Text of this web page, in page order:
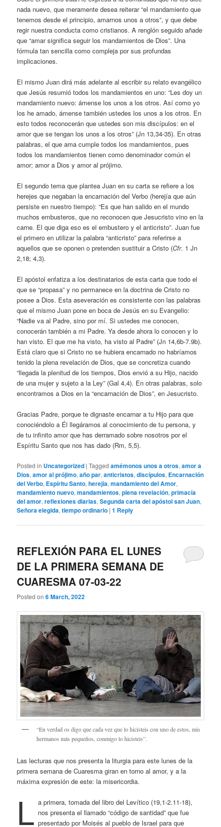
nada nuevo, que meramente desea reiterar “el mandamiento que
tenemos desde el principio, amarnos unos a otros”, y que debe
regir nuestra conducta como cristianos. A renglón seguido añade
que “amar significa seguir los mandamientos de Dios”. Una
fórmula tan sencilla como compleja por sus profundas
implicaciones.
El mismo Juan dirá más adelante al escribir su relato evangélico
que Jesús resumió todos los mandamientos en uno: “Les doy un
mandamiento nuevo: ámense los unos a los otros. Así como yo
los he amado, ámense también ustedes los unos a los otros. En
esto todos reconocerán que ustedes son mis discípulos: en el
amor que se tengan los unos a los otros” (Jn 13,34-35). En otras
palabras, el que ama cumple todos los mandamientos, pues
todos los mandamientos tienen como denominador común el
amor; amor a Dios y amor al prójimo.
El segundo tema que plantea Juan en su carta se refiere a los
herejes que negaban la encarnación del Verbo (herejía que aún
persiste en nuestro tiempo): “Es que han salido en el mundo
muchos embusteros, que no reconocen que Jesucristo vino en la
carne. El que diga eso es el embustero y el anticristo”. Juan fue
el primero en utilizar la palabra “anticristo” para referirse a
aquellos que se oponen o pretenden sustituir a Cristo (Cfr. 1 Jn
2,18; 4,3).
El apóstol enfatiza a los destinatarios de esta carta que todo el
que se “propasa” y no permanece en la doctrina de Cristo no
posee a Dios. Esta aseveración es consistente con las palabras
que el mismo Juan pone en boca de Jesús en su Evangelio:
“Nadie va al Padre, sino por mí. Si ustedes me conocen,
conocerán también a mi Padre. Ya desde ahora lo conocen y lo
han visto. El que me ha visto, ha visto al Padre” (Jn 14,6b-7.9b).
Está claro que si Cristo no se hubiera encarnado no habríamos
tenido la plena revelación de Dios, que se concretiza cuando
“llegada la plenitud de los tiempos, Dios envió a su Hijo, nacido
de una mujer y sujeto a la Ley” (Gal 4,4). En otras palabras, solo
encontramos a Dios en la “encarnación de Dios”, en Jesucristo.
Gracias Padre, porque te dignaste encarnar a tu Hijo para que
conociéndolo a Él llegáramos al conocimiento de tu persona, y
de tu infinito amor que has derramado sobre nosotros por el
Espíritu Santo que nos has dado (Rm, 5,5).
Posted in Uncategorized |Tagged amémonos unos a otros,amor a
Dios,amor al prójimo,año par,anticristos,discípulos, Encarnación
del Verbo, Espíritu Santo,herejía,mandamiento del Amor,
mandamiento nuevo,mandamientos,plena revelación,primacía
del amor,reflexiones diarias,Segunda carta del apóstol san Juan,
Señora elegida,tiempo ordinario |1 Reply
REFLEXIÓN PARA EL LUNES
DE LA PRIMERA SEMANA DE
CUARESMA 07-03-22
Posted on6 March, 2022
“En verdad os digo que cada vez que lo hicisteis con uno de estos, mis
hermanos más pequeños, conmigo lo hicisteis”.
Las lecturas que nos presenta la liturgia para este lunes de la
primera semana de Cuaresma giran en torno al amor, y a la
máxima expresión de este: la misericordia.
L a primera, tomada del libro del Levítico (19,1-2.11-18),
nos presenta el llamado “código de santidad” que fue
presentado por Moisés al pueblo de Israel para que